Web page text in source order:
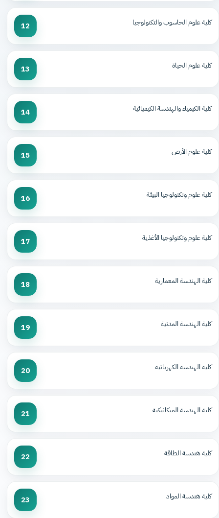
كلية علوم الحاسوب والتكنولوجيا 12
كلية علوم الحياة 13
كلية الكيمياء والهندسة الكيميائية 14
كلية علوم الأرض 15
كلية علوم وتكنولوجيا البيئة 16
كلية علوم وتكنولوجيا الأغذية 17
كلية الهندسة المعمارية 18
كلية الهندسة المدنية 19
كلية الهندسة الكهربائية 20
كلية الهندسة الميكانيكية 21
كلية هندسة الطاقة 22
كلية هندسة المواد 23